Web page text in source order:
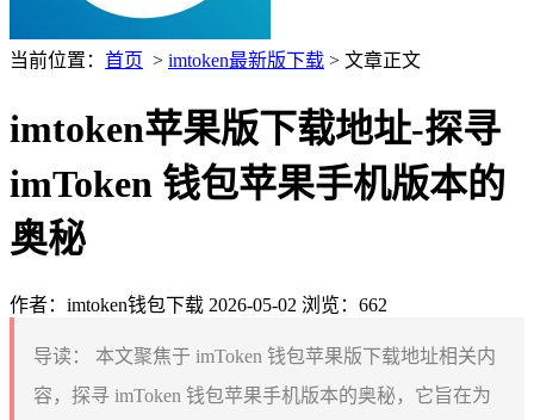
当前位置： 首页 > imtoken最新版下载 > 文章正文
imtoken苹果版下载地址-探寻
imToken 钱包苹果手机版本的
奥秘
作者：imtoken钱包下载 2026-05-02 浏览：662
导读：
本文聚焦于 imToken 钱包苹果版下载地址相关内
容，探寻 imToken 钱包苹果手机版本的奥秘，它旨在为